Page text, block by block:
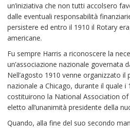
un’iniziativa che non tutti accolsero
dalle eventuali responsabilità
persistere ed entro il 1910 il Rotary
americane.
Fu sempre Harris a riconoscere la
un’associazione nazionale governata
Nell’agosto 1910 venne organizzato il
nazionale a Chicago, durante il quale i
costituirono la National Association of
eletto all’unanimità presidente della
Quando, alla fine del suo secondo